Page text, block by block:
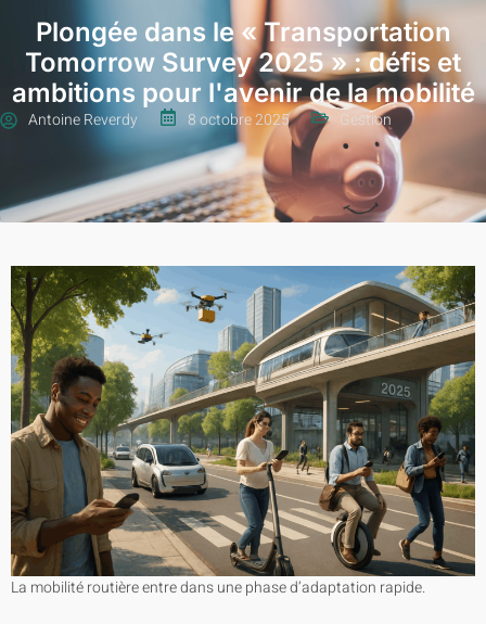
Plongée dans le « Transportation
Tomorrow Survey 2025 » : défis et
ambitions pour l'avenir de la mobilité
Antoine Reverdy 8 octobre 2025 Gestion
La mobilité routière entre dans une phase d’adaptation rapide.